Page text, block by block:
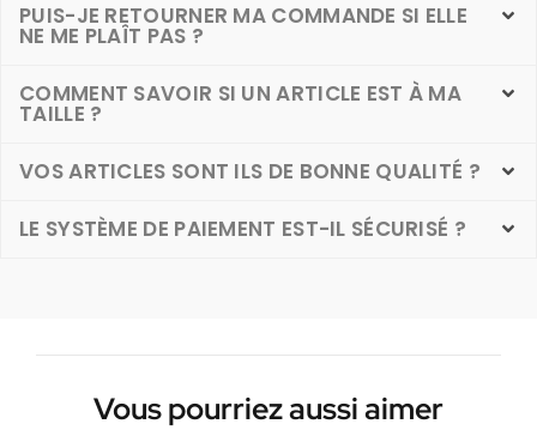
PUIS-JE RETOURNER MA COMMANDE SI ELLE
NE ME PLAÎT PAS ?
COMMENT SAVOIR SI UN ARTICLE EST À MA
TAILLE ?
VOS ARTICLES SONT ILS DE BONNE QUALITÉ ?
LE SYSTÈME DE PAIEMENT EST-IL SÉCURISÉ ?
Vous pourriez aussi aimer